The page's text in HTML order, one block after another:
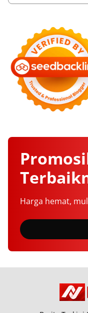
Harga hemat,